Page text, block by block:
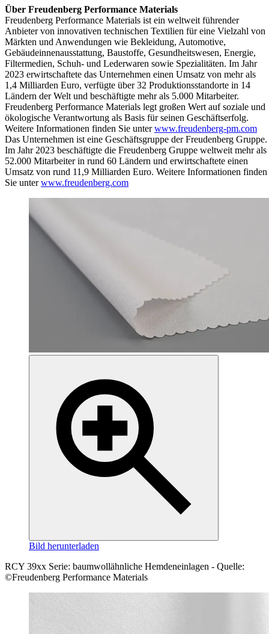
Über Freudenberg Performance Materials
Freudenberg Performance Materials ist ein weltweit führender
Anbieter von innovativen technischen Textilien für eine Vielzahl von
Märkten und Anwendungen wie Bekleidung, Automotive,
Gebäudeinnenausstattung, Baustoffe, Gesundheitswesen, Energie,
Filtermedien, Schuh- und Lederwaren sowie Spezialitäten. Im Jahr
2023 erwirtschaftete das Unternehmen einen Umsatz von mehr als
1,4 Milliarden Euro, verfügte über 32 Produktionsstandorte in 14
Ländern der Welt und beschäftigte mehr als 5.000 Mitarbeiter.
Freudenberg Performance Materials legt großen Wert auf soziale und
ökologische Verantwortung als Basis für seinen Geschäftserfolg.
Weitere Informationen finden Sie unterwww.freudenberg-pm.com
Das Unternehmen ist eine Geschäftsgruppe der Freudenberg Gruppe.
Im Jahr 2023 beschäftigte die Freudenberg Gruppe weltweit mehr als
52.000 Mitarbeiter in rund 60 Ländern und erwirtschaftete einen
Umsatz von rund 11,9 Milliarden Euro. Weitere Informationen finden
Sie unterwww.freudenberg.com
Bild herunterladen
RCY 39xx Serie: baumwollähnliche Hemdeneinlagen - Quelle:
©Freudenberg Performance Materials